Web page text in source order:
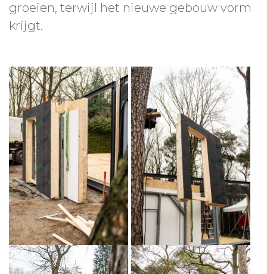
groeien, terwijl het nieuwe gebouw vorm
krijgt.